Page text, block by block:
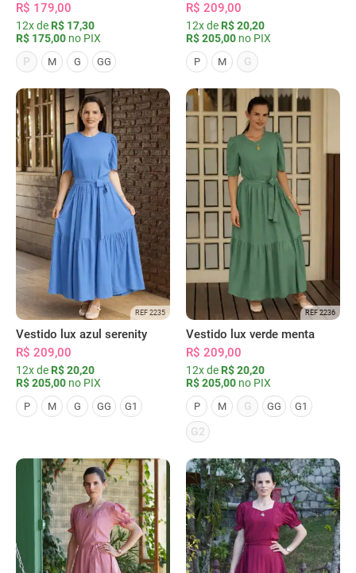
R$ 179,00
12x de R$ 17,30
R$ 175,00 no PIX
P
M G GG
R$ 209,00
12x de R$ 20,20
R$ 205,00 no PIX
P M G
REF 2235
Vestido lux azul serenity
R$ 209,00
12x de R$ 20,20
R$ 205,00 no PIX
P M G GG G1
REF 2236
Vestido lux verde menta
R$ 209,00
12x de R$ 20,20
R$ 205,00 no PIX
P M G GG G1
G2